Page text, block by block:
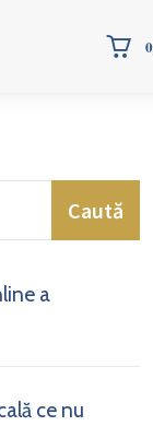
Caută
a
ce nu